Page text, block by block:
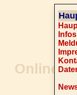
Infos